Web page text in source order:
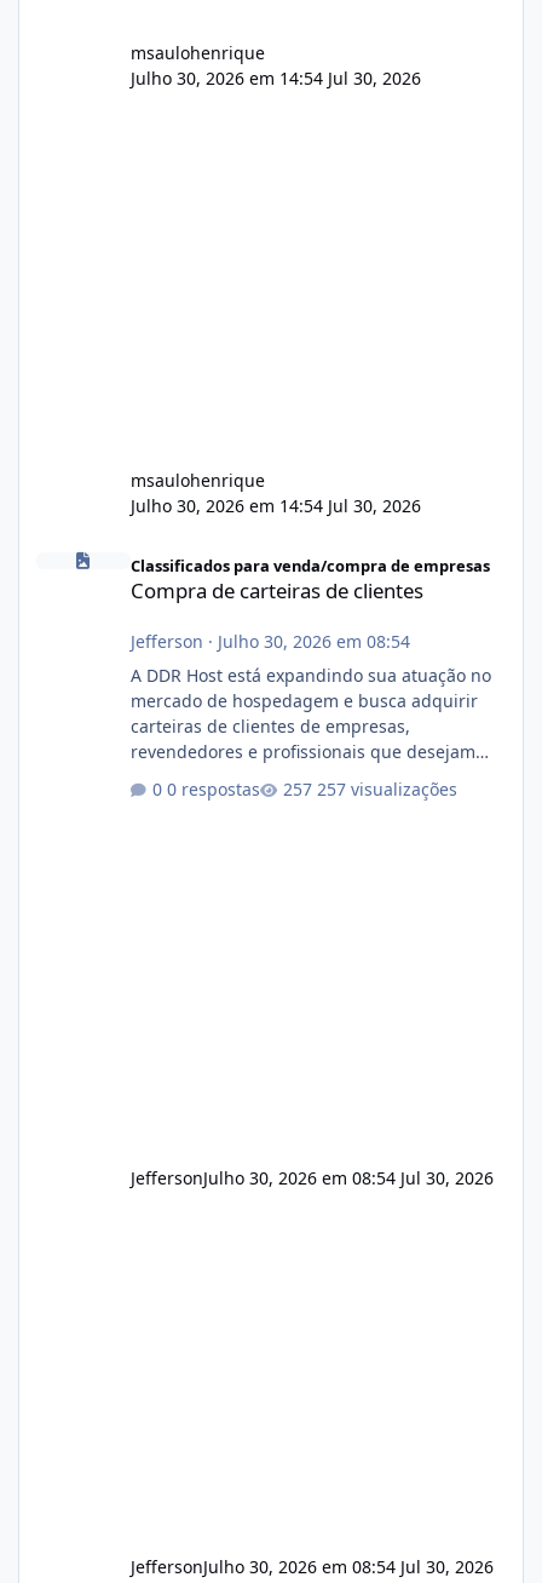
msaulohenrique
Julho 30, 2026 em 14:54 Jul 30, 2026
msaulohenrique
Julho 30, 2026 em 14:54 Jul 30, 2026
Classificados para venda/compra de empresas
Compra de carteiras de clientes
Jefferson · Julho 30, 2026 em 08:54
A DDR Host está expandindo sua atuação no
mercado de hospedagem e busca adquirir
carteiras de clientes de empresas,
revendedores e profissionais que desejam
operação. Se você possui clientes ativos de
0 respostas 257 visualizações
JeffersonJulho 30, 2026 em 08:54 Jul 30, 2026
JeffersonJulho 30, 2026 em 08:54 Jul 30, 2026